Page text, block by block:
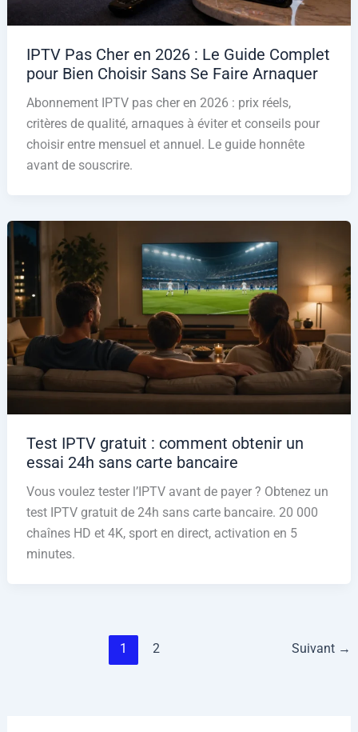
IPTV Pas Cher en 2026 : Le Guide Complet
pour Bien Choisir Sans Se Faire Arnaquer
Abonnement IPTV pas cher en 2026 : prix réels,
critères de qualité, arnaques à éviter et conseils pour
choisir entre mensuel et annuel. Le guide honnête
avant de souscrire.
Test IPTV gratuit : comment obtenir un
essai 24h sans carte bancaire
Vous voulez tester l’IPTV avant de payer ? Obtenez un
test IPTV gratuit de 24h sans carte bancaire. 20 000
chaînes HD et 4K, sport en direct, activation en 5
minutes.
1 2 Suivant →